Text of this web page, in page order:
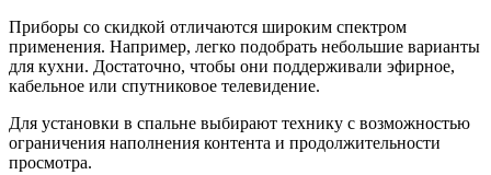
Приборы со скидкой отличаются широким спектром
применения. Например, легко подобрать небольшие варианты
для кухни. Достаточно, чтобы они поддерживали эфирное,
кабельное или спутниковое телевидение.
Для установки в спальне выбирают технику с возможностью
ограничения наполнения контента и продолжительности
просмотра.